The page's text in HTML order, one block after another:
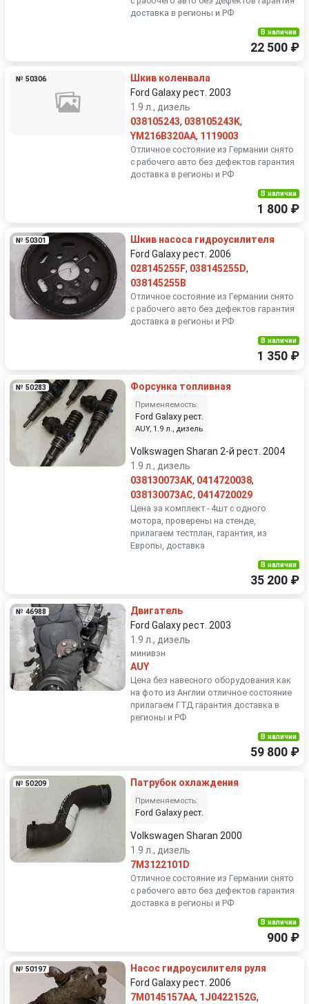
доставка в регионы и РФ
В наличии
22 500 ₽
№ 50306
Шкив коленвала
Ford Galaxy рест. 2003
1.9 л., дизель
038105243, 038105243K,
YM216B320AA, 1119003
Отличное состояние из Германии снято
с рабочего авто без дефектов гарантия
доставка в регионы и РФ
В наличии
1 800 ₽
№ 50301
Шкив насоса гидроусилителя
Ford Galaxy рест. 2006
028145255F, 038145255D,
038145255B
Отличное состояние из Германии снято
с рабочего авто без дефектов гарантия
доставка в регионы и РФ
В наличии
1 350 ₽
№ 50283 Форсунка топливная
Применяемость:
Ford Galaxy рест.
AUY, 1.9 л., дизель
Volkswagen Sharan 2-й рест. 2004
1.9 л., дизель
038130073AK, 0414720038,
038130073AC, 0414720029
Цена за комплект - 4шт с одного
мотора, проверены на стенде,
прилагаем тестплан, гарантия, из
Европы, доставка
В наличии
35 200 ₽
№ 46988
Двигатель
Ford Galaxy рест. 2003
1.9 л., дизель
минивэн
AUY
Цена без навесного оборудования как
на фото из Англии отличное состояние
прилагаем ГТД гарантия доставка в
регионы и РФ
В наличии
59 800 ₽
№ 50209 Патрубок охлаждения
Применяемость:
Ford Galaxy рест.
Volkswagen Sharan 2000
1.9 л., дизель
7M3122101D
Отличное состояние из Германии снято
с рабочего авто без дефектов гарантия
доставка в регионы и РФ
В наличии
900 ₽
№ 50197
Насос гидроусилителя руля
Ford Galaxy рест. 2006
7M0145157AA, 1J0422152G,